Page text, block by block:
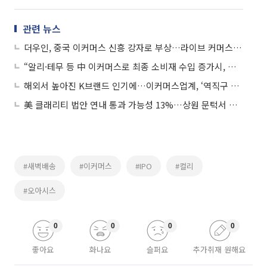
관련 뉴스
더우인, 중국 이커머스 신흥 강자로 부상…라이브 커머스 활성화
“알리·테무 등 中 이커머스로 최종 소비재 수입 증가시, 제조업 생산·고용 부정적”
해외서 높아진 K브랜드 인기에…이커머스업계, ‘역직구 셀러’ 유치전
美 클래리티 법안 연내 통과 가능성 13%…상원 문턱서 제동
#새벽배송 #이커머스 #IPO #컬리
#오아시스
좋아요
0
화나요
0
슬퍼요
0
추가취재 원해요
0